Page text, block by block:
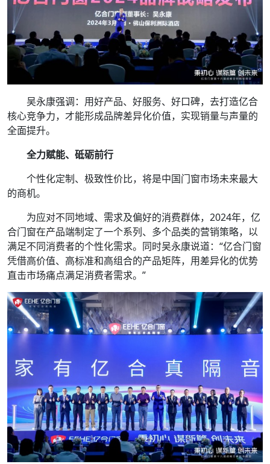
吴永康强调：用好产品、好服务、好口碑，去打造亿合
核心竞争力，才能形成品牌差异化价值，实现销量与声量的
全面提升。
全力赋能、砥砺前行
个性化定制、极致性价比，将是中国门窗市场未来最大
的商机。
为应对不同地域、需求及偏好的消费群体，2024年，亿
合门窗在产品端制定了一个系列、多个品类的营销策略，以
满足不同消费者的个性化需求。同时吴永康说道：“亿合门窗
凭借高价值、高标准和高组合的产品矩阵，用差异化的优势
直击市场痛点满足消费者需求。”